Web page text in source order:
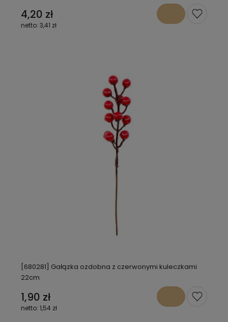
4,20 zł
3,41 zł
[680281] Gałązka ozdobna z czerwonymi kuleczkami
22cm
1,90 zł
1,54 zł